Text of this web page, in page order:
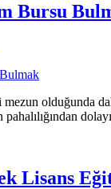
Bursu
olduğunda
pahalılığından
Lisans